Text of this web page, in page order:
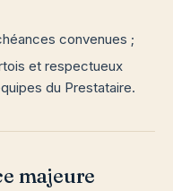
convenues ;
et respectueux
du Prestataire.
majeure